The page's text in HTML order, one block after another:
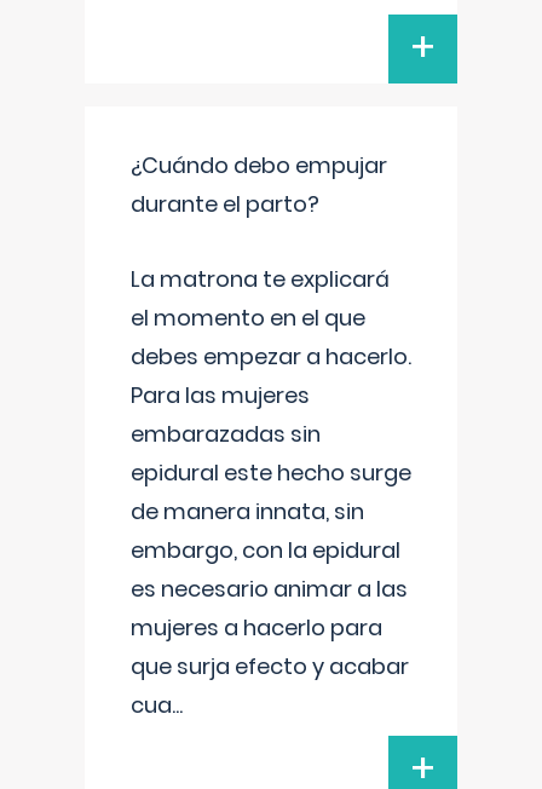
+
¿Cuándo debo empujar
durante el parto?
La matrona te explicará
el momento en el que
debes empezar a hacerlo.
Para las mujeres
embarazadas sin
epidural este hecho surge
de manera innata, sin
embargo, con la epidural
es necesario animar a las
mujeres a hacerlo para
que surja efecto y acabar
cua...
+